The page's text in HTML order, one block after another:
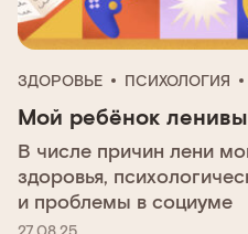
ЗДОРОВЬЕ ПСИХОЛОГИЯ
Мой ребёнок
В числе причин лени
здоровья,
и проблемы в социуме
27.08.25